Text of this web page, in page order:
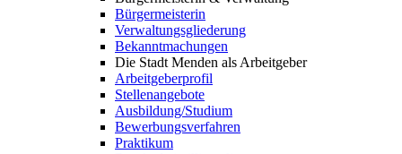
Bürgermeisterin
Verwaltungsgliederung
Bekanntmachungen
Die Stadt Menden als Arbeitgeber
Arbeitgeberprofil
Stellenangebote
Ausbildung/Studium
Bewerbungsverfahren
Praktikum